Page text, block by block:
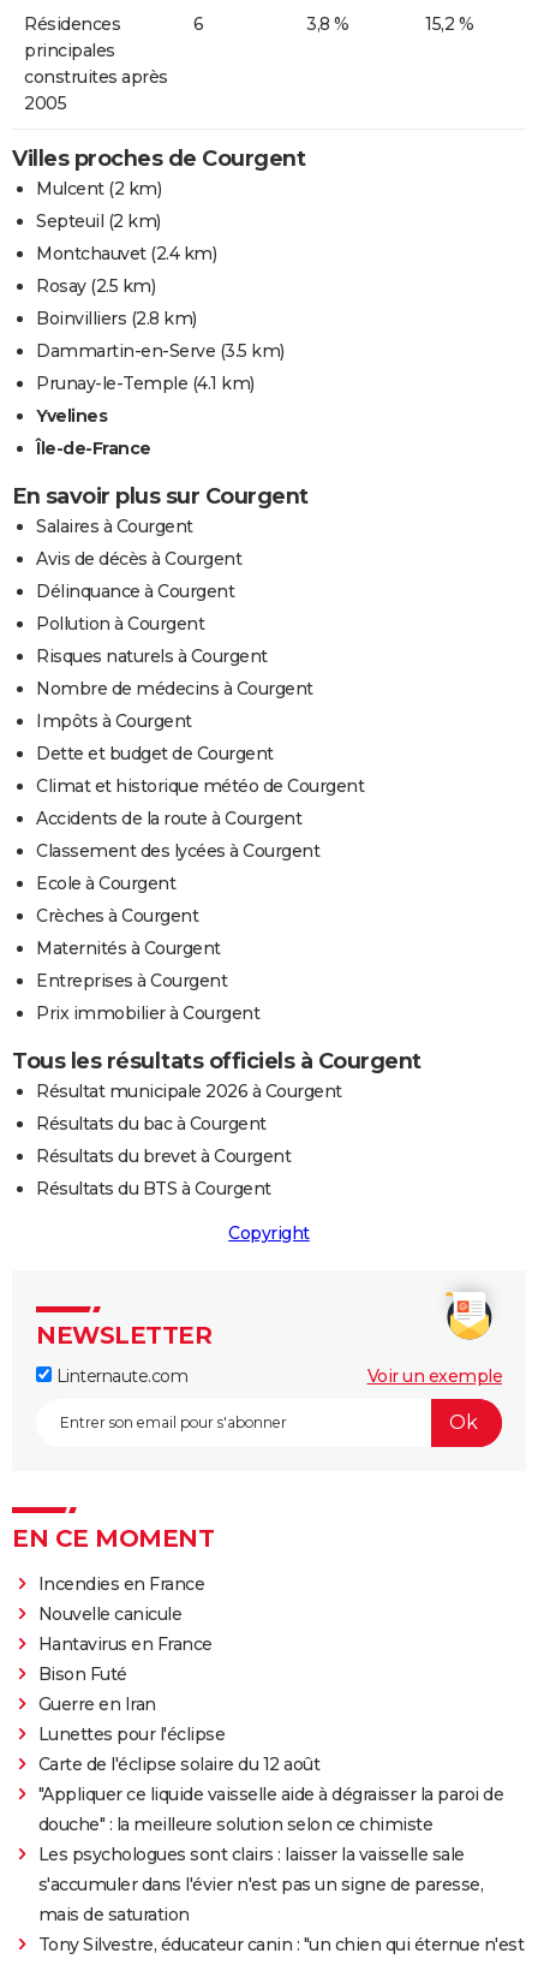
Résidences
principales
construites après
2005
6 3,8 % 15,2 %
Villes proches de Courgent
Mulcent(2 km)
Septeuil (2 km)
Montchauvet(2.4 km)
Rosay(2.5 km)
Boinvilliers (2.8 km)
Dammartin-en-Serve (3.5 km)
Prunay-le-Temple (4.1 km)
Yvelines
Île-de-France
En savoir plus sur Courgent
Salaires à Courgent
Avis de décès à Courgent
Délinquance à Courgent
Pollution à Courgent
Risques naturels à Courgent
Nombre de médecins à Courgent
Impôts à Courgent
Dette et budget de Courgent
Climat et historique météo de Courgent
Accidents de la route à Courgent
Classement des lycées à Courgent
Ecole à Courgent
Crèches à Courgent
Maternités à Courgent
Entreprises à Courgent
Prix immobilier à Courgent
Tous les résultats officiels à Courgent
Résultat municipale 2026 à Courgent
Résultats du bac à Courgent
Résultats du brevet à Courgent
Résultats du BTS à Courgent
Copyright
NEWSLETTER
Linternaute.com Voir un exemple
EN CE MOMENT
Incendies en France
Nouvelle canicule
Hantavirus en France
Bison Futé
Guerre en Iran
Lunettes pour l'éclipse
Carte de l'éclipse solaire du 12 août
"Appliquer ce liquide vaisselle aide à dégraisser la paroi de
douche" : la meilleure solution selon ce chimiste
Les psychologues sont clairs : laisser la vaisselle sale
s'accumuler dans l'évier n'est pas un signe de paresse,
mais de saturation
Tony Silvestre, éducateur canin : "un chien qui éternue n'est